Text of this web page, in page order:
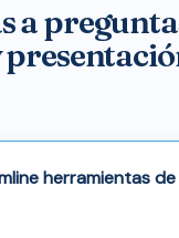
a
herramientas de